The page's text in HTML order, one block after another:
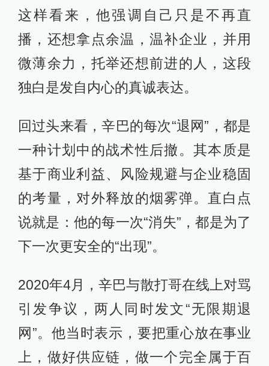
这样看来，他强调自己只是不再直
播，还想拿点余温，温补企业，并用
微薄余力，托举还想前进的人，这段
独白是发自内心的真诚表达。
回过头来看，辛巴的每次“退网”，都是
一种计划中的战术性后撤。其本质是
基于商业利益、风险规避与企业稳固
的考量，对外释放的烟雾弹。直白点
说就是：他的每一次“消失”，都是为了
下一次更安全的“出现”。
2020年4月，辛巴与散打哥在线上对骂
引发争议，两人同时发文“无限期退
网”。他当时表示，要把重心放在事业
上，做好供应链，做一个完全属于百